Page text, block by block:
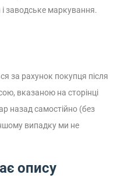
заводське маркування.
за рахунок покупця після
вказаною на сторінці
назад самостійно (без
випадку ми не
опису